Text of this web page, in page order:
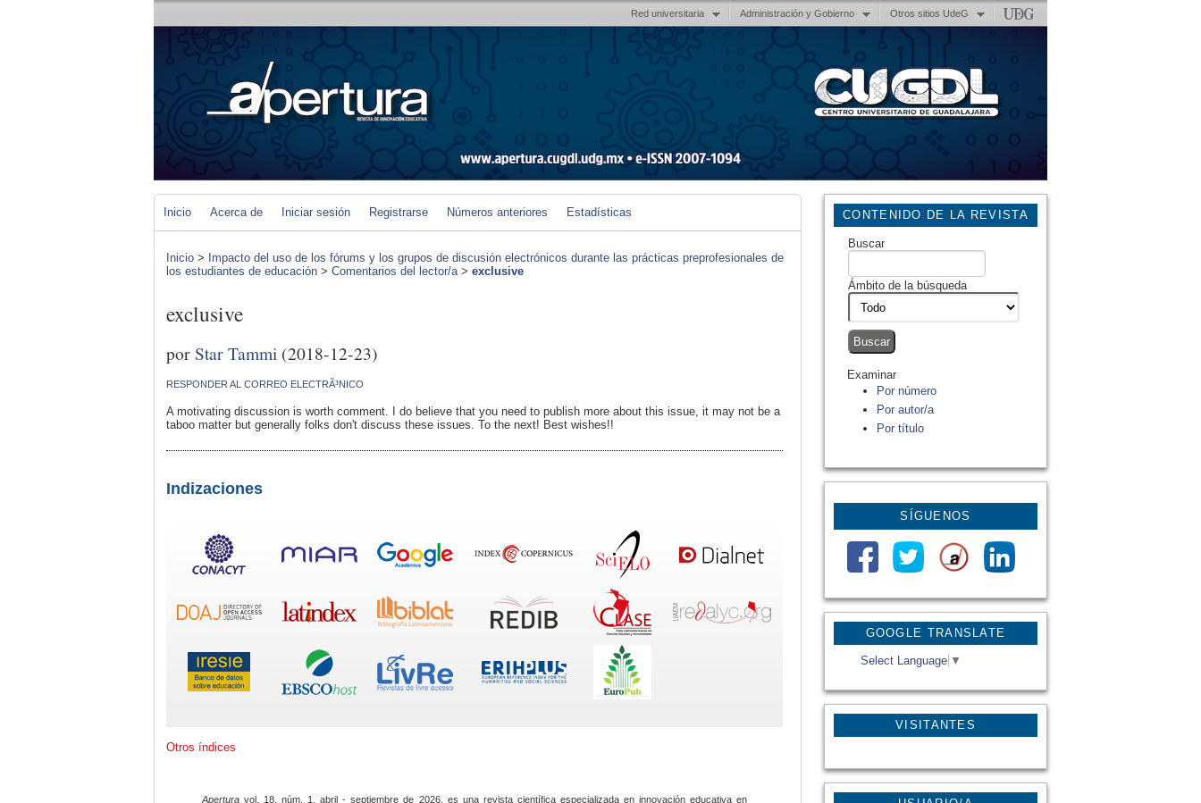
Red universitaria Administración y Gobierno Otros sitios UdeG
GOOGLE TRANSLATE
Select Language ▼
VISITANTES
CONTENIDO DE LA REVISTA
Buscar
Ámbito de la búsqueda
Examinar
Por número
Por autor/a
Por título
SÍGUENOS
Inicio Acerca de Iniciar sesión Registrarse Números anteriores Estadísticas
Inicio > Impacto del uso de los fórums y los grupos de discusión electrónicos durante las prácticas preprofesionales de
los estudiantes de educación > Comentarios del lector/a> exclusive
exclusive
porStar Tammi (2018-12-23)
RESPONDER AL CORREO ELECTRÃ³NICO
A motivating discussion is worth comment. I do believe that you need to publish more about this issue, it may not be a
taboo matter but generally folks don't discuss these issues. To the next! Best wishes!!
Indizaciones
Otros índices
Apertura vol. 18, núm. 1, abril - septiembre de 2026, es una revista científica especializada en innovación educativa en